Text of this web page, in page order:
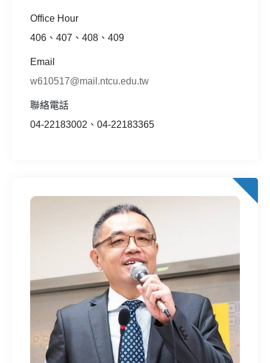
Office Hour
406、407、408、409
Email
w610517@mail.ntcu.edu.tw
聯絡電話
04-22183002、04-22183365